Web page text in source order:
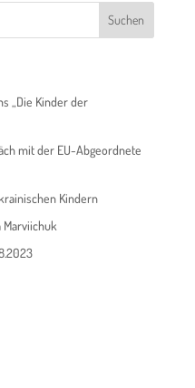
„Die Kinder der
mit der EU-Abgeordnete
Kindern
Marviichuk